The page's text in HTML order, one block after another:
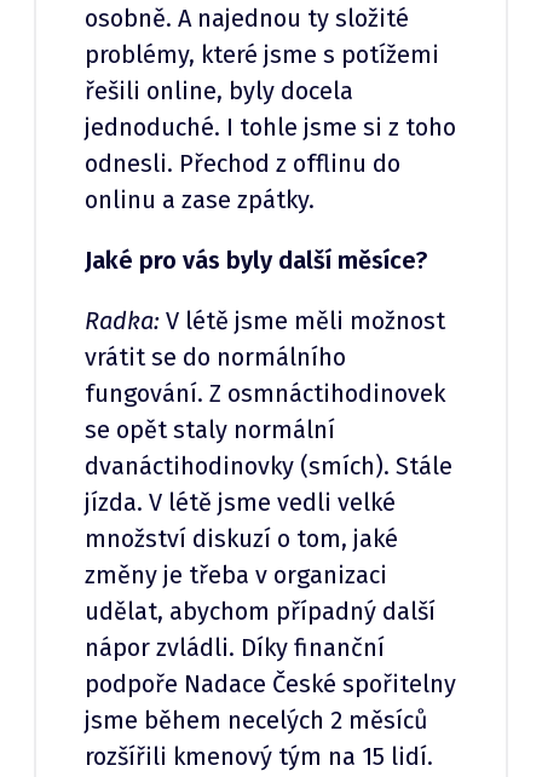
osobně. A najednou ty složité
problémy, které jsme s potížemi
řešili online, byly docela
jednoduché. I tohle jsme si z toho
odnesli. Přechod z offlinu do
onlinu a zase zpátky.
Jaké pro vás byly další měsíce?
Radka: V létě jsme měli možnost
vrátit se do normálního
fungování. Z osmnáctihodinovek
se opět staly normální
dvanáctihodinovky (smích). Stále
jízda. V létě jsme vedli velké
množství diskuzí o tom, jaké
změny je třeba v organizaci
udělat, abychom případný další
nápor zvládli. Díky finanční
podpoře Nadace České spořitelny
jsme během necelých 2 měsíců
rozšířili kmenový tým na 15 lidí.